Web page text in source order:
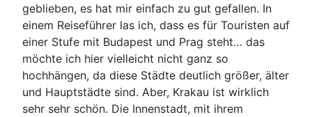
geblieben, es hat mir einfach zu gut gefallen. In
einem Reiseführer las ich, dass es für Touristen auf
einer Stufe mit Budapest und Prag steht… das
möchte ich hier vielleicht nicht ganz so
hochhängen, da diese Städte deutlich größer, älter
und Hauptstädte sind. Aber, Krakau ist wirklich
sehr sehr schön. Die Innenstadt, mit ihrem